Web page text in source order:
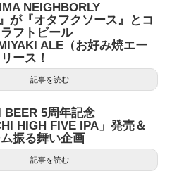
NEIGHBORLY
が『オタフクソース』とコ
フトビール
ALE（お好み焼エー
ース！
記事を読む
BEER 5周年記念
HIGH FIVE IPA」発売＆
振る舞い企画
記事を読む